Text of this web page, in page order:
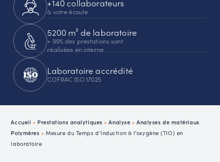
+140 collaborateurs
à votre écoute
5200 m² de laboratoire
+ 99% des prestations sont
réalisées en interne
Laboratoire accrédité
COFRAC ISO 17025
Accueil • Prestations analytiques •Analyse • Analyses de matériaux
Polymères •Mesure du Temps d’induction à l’oxygène (TIO) en
laboratoire